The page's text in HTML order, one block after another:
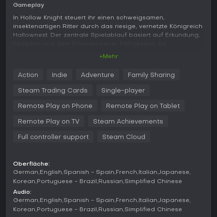
Gameplay
In Hollow Knight steuert ihr einen schweigsamen,
insektenartigen Ritter durch das riesige, vernetzte Königreich
Hallownest. Der zentrale Spielablauf basiert auf Erkundung,
erfordert exakte Steuerung, um durch Fallen und verseuchte
Kreaturen zu dashes, zu springen und auszuweichen.
Charms bieten eine zentrale Anpassungsmöglichkeit: Ihr
Angriffe oder neue Bewegungsarten freischalten. Diese
defensive Taktiken abzustimmen. Backtracking ist essenziell,
öffnen. Kämpfe drehen sich um Mustererkennung -
besonders bei Bossen, wo präzise Ausweichmanöver und
Treffer entscheidend sind.
Mapping-Tools helfen, den Fortschritt festzuhalten: Kauft
Quills und Pins, um Orte auf einer anpassbaren Karte zu
+Mehr
Action Indie Adventure Family Sharing
Steam Trading Cards Single-player
Remote Play on Phone Remote Play on Tablet
Remote Play on TV Steam Achievements
Full controller support Steam Cloud
Oberfläche:
German English Spanish - Spain French Italian Japanese
Korean Portuguese - Brazil Russian Simplified Chinese
Audio:
German English Spanish - Spain French Italian Japanese
Korean Portuguese - Brazil Russian Simplified Chinese